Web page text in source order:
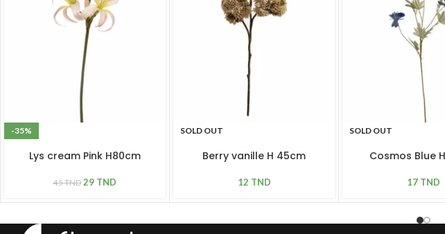
-35%
Lys cream Pink H80cm
45TND 29 TND
SOLD OUT
Berry vanille H 45cm
12 TND
SOLD OUT
Cosmos Blue
17 TND